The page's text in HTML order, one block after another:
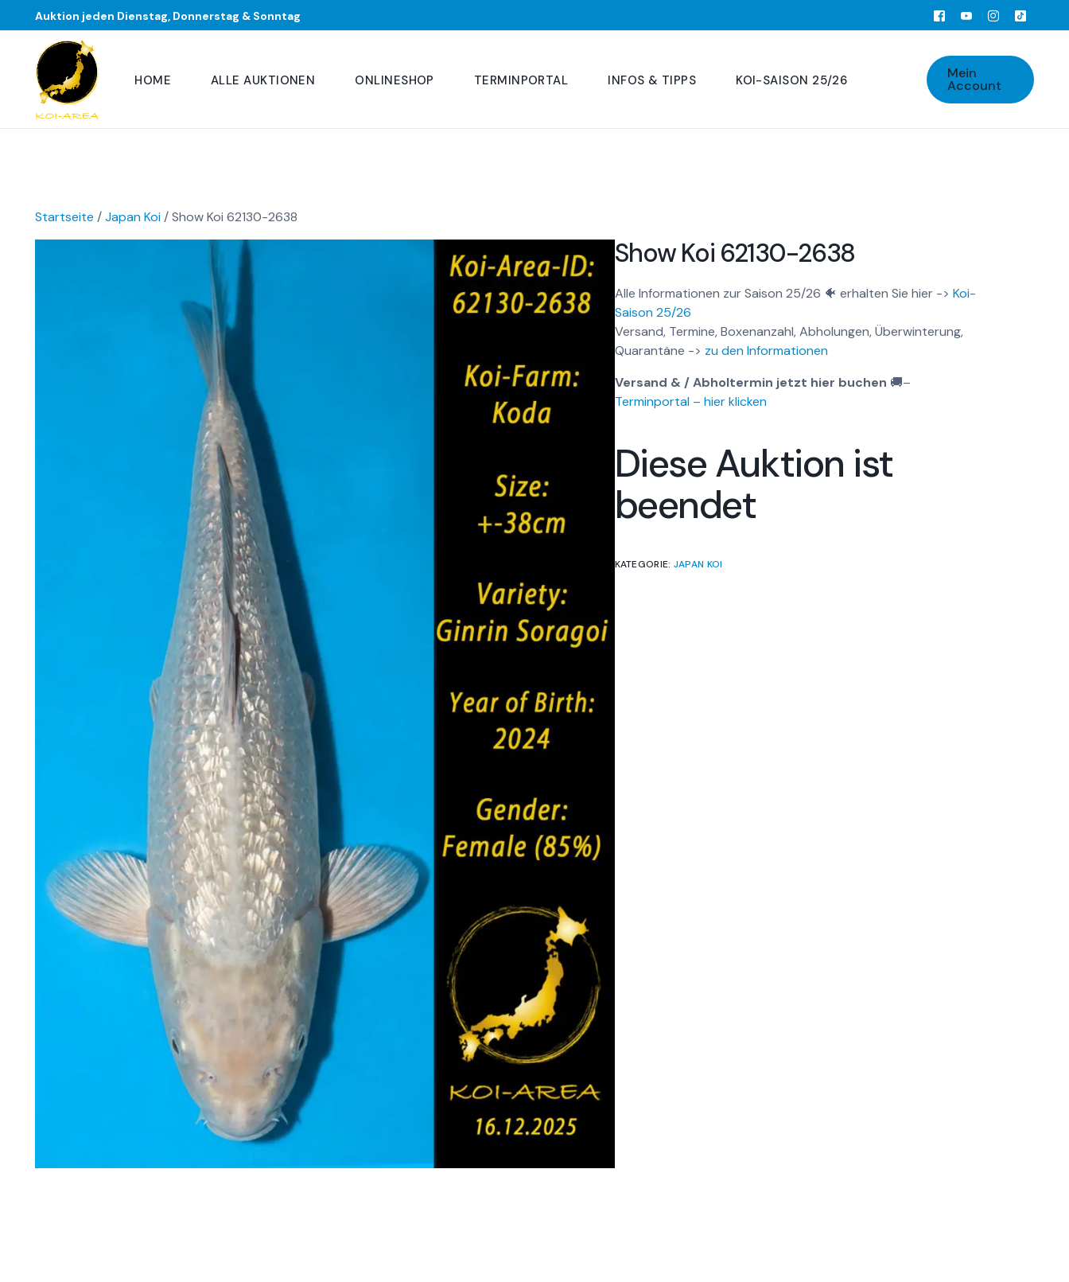
Auktion jeden Dienstag, Donnerstag & Sonntag
HOME ALLE AUKTIONEN ONLINESHOP TERMINPORTAL INFOS & TIPPS KOI-SAISON 25/26 Mein
Account
Startseite /Japan Koi/ Show Koi 62130-2638
Show Koi 62130-2638
Alle Informationen zur Saison 25/26 🐠 erhalten Sie hier -> Koi-
Saison 25/26
Versand, Termine, Boxenanzahl, Abholungen, Überwinterung,
Quarantäne -> zu den Informationen
Versand & / Abholtermin jetzt hier buchen 🚚–
Terminportal – hier klicken
Diese Auktion ist
beendet
KATEGORIE: JAPAN KOI